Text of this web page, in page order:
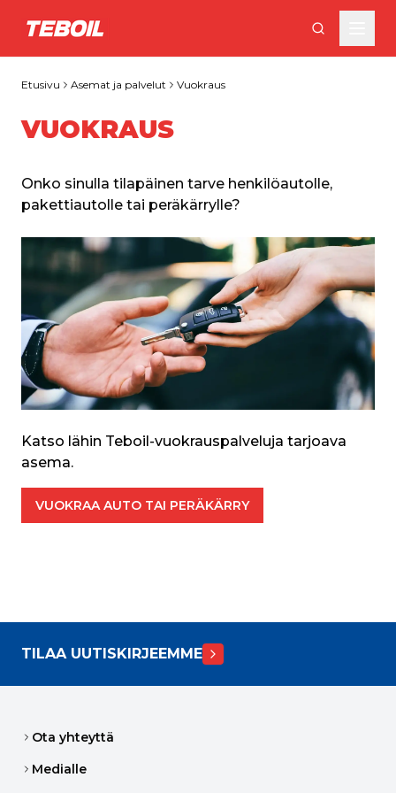
Siirry pääsisältöön
Etusivu Asemat ja palvelut Vuokraus
VUOKRAUS
Onko sinulla tilapäinen tarve henkilöautolle,
pakettiautolle tai peräkärrylle?
Katso lähin Teboil-vuokrauspalveluja tarjoava
asema.
VUOKRAA AUTO TAI PERÄKÄRRY
TILAA UUTISKIRJEEMME
Ota yhteyttä
Medialle